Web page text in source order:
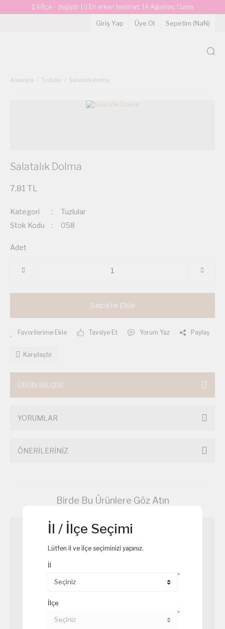
İl/İlçe - değiştir En erken teslimat: 14 Ağustos, Cuma
Giriş Yap Üye Ol Sepetim (NaN)
Anasayfa Tuzlular Salatalık Dolma
Salatalık Dolma
7,81 TL
Kategori
Tuzlular
Stok Kodu
058
Adet
Sepete Ekle
Tavsiye Et Yorum Yaz Paylaş
Karşılaştır
ÜRÜN BİLGİSİ
YORUMLAR
ÖNERİLERİNİZ
Birde Bu Ürünlere Göz Atın
İl / İlçe Seçimi
Lütfen il ve ilçe seçiminizi yapınız.
İl
*
İlçe
*